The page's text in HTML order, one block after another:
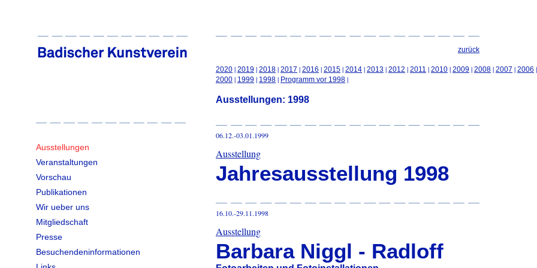
Ausstellungen
Veranstaltungen
Vorschau
Publikationen
Wir ueber uns
Mitgliedschaft
Presse
Besuchendeninformationen
zurück
2020 | 2019 | 2018 | 2017 | 2016 | 2015 | 2014 | 2013 | 2012 | 2011 | 2010 | 2009 | 2008 | 2007 | 2006 |
2000 | 1999 | 1998 | Programm vor 1998 |
Ausstellungen: 1998
06.12.-03.01.1999
Ausstellung
Jahresausstellung 1998
16.10.-29.11.1998
Ausstellung
Barbara Niggl - Radloff